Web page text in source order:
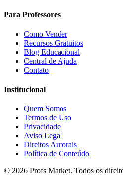
Para Professores
Como Vender
Recursos Gratuitos
Blog Educacional
Central de Ajuda
Contato
Institucional
Quem Somos
Termos de Uso
Privacidade
Aviso Legal
Direitos Autorais
Política de Conteúdo
© 2026 Profs Market. Todos os